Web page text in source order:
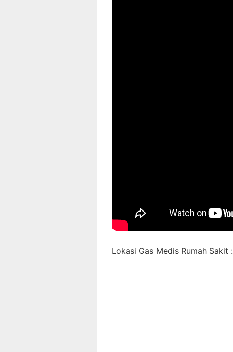
Lokasi Gas Medis Rumah Sakit :